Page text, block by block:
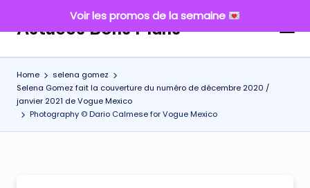
Skip
content
Astuces Bons Plans
Home
selena gomez
Selena Gomez fait la couverture du numéro de décembre 2020 /
janvier 2021 de Vogue Mexico
Photography © Dario Calmese for Vogue Mexico
Voir les promos de la semaine